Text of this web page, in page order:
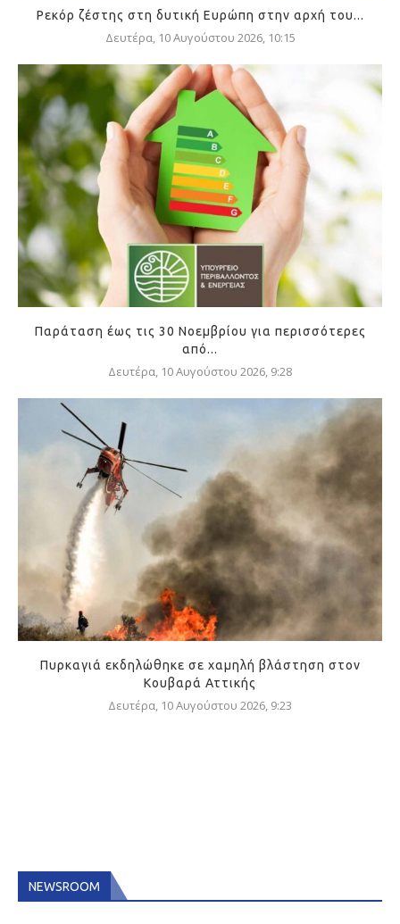
Ρεκόρ ζέστης στη δυτική Ευρώπη στην αρχή του...
Δευτέρα, 10 Αυγούστου 2026, 10:15
Παράταση έως τις 30 Νοεμβρίου για περισσότερες
από...
Δευτέρα, 10 Αυγούστου 2026, 9:28
Πυρκαγιά εκδηλώθηκε σε χαμηλή βλάστηση στον
Κουβαρά Αττικής
Δευτέρα, 10 Αυγούστου 2026, 9:23
NEWSROOM